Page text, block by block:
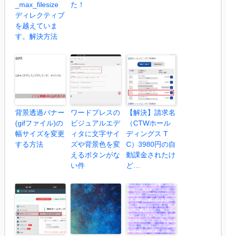
_max_filesize
ディレクティブ
を越えていま
す。解決方法
た！
背景透過バナー
(gifファイル)の
幅サイズを変更
する方法
ワードプレスの
ビジュアルエデ
ィタに文字サイ
ズや背景色を変
えるボタンがな
い件
【解決】請求名
（CTWホール
ディングス T
C）3980円の自
動課金されたけ
ど…